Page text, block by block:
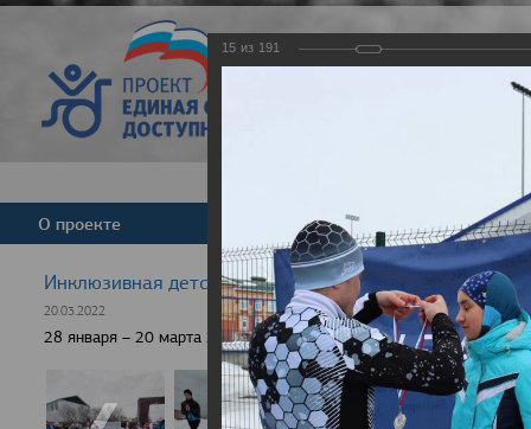
О проекте Новости
Инклюзивная детская гонка "Лыжня здоровья" 2022
20.03.2022
28 января – 20 марта 2022 г., 10 населенных пунктов России,
15 из 191